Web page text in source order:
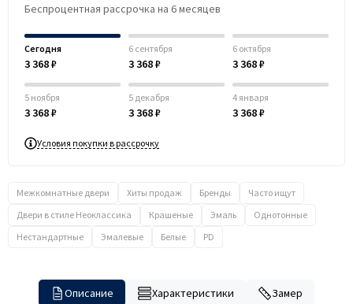
Беспроцентная рассрочка на 6 месяцев
Сегодня
3 368 ₽
6 сентября
3 368 ₽
6 октября
3 368 ₽
5 ноября
3 368 ₽
5 декабря
3 368 ₽
4 января
3 368 ₽
Условия покупки в рассрочку
Межкомнатные двери Хиты продаж Бренды
Часто ищут
Двери в стиле Неоклассика
Крашеные Эмаль
Однотонные
Нестандартные
Эмалевые Белые PD
Описание Характеристики
Замер